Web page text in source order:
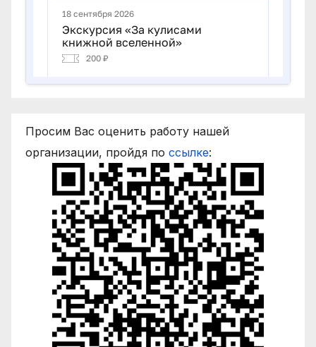
Просим Вас оценить работу нашей
организации, пройдя по ссылке: